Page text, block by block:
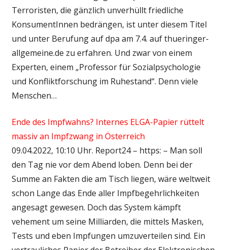
Terroristen, die gänzlich unverhüllt friedliche
KonsumentInnen bedrängen, ist unter diesem Titel
und unter Berufung auf dpa am 7.4. auf thueringer-
allgemeine.de zu erfahren. Und zwar von einem
Experten, einem „Professor für Sozialpsychologie
und Konfliktforschung im Ruhestand“. Denn viele
Menschen…
Ende des Impfwahns? Internes ELGA-Papier rüttelt
massiv an Impfzwang in Österreich
09.04.2022, 10:10 Uhr. Report24 – https: – Man soll
den Tag nie vor dem Abend loben. Denn bei der
Summe an Fakten die am Tisch liegen, wäre weltweit
schon Lange das Ende aller Impfbegehrlichkeiten
angesagt gewesen. Doch das System kämpft
vehement um seine Milliarden, die mittels Masken,
Tests und eben Impfungen umzuverteilen sind. Ein